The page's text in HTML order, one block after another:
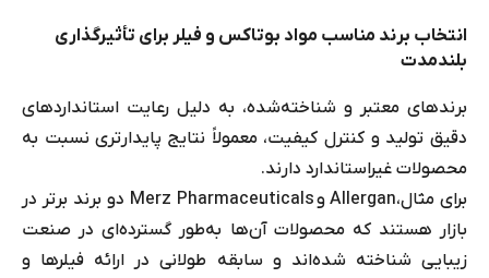
انتخاب برند مناسب مواد بوتاکس و فیلر برای تأثیرگذاری
بلندمدت
برندهای معتبر و شناخته‌شده، به دلیل رعایت استانداردهای
دقیق تولید و کنترل کیفیت، معمولاً نتایج پایدارتری نسبت به
محصولات غیراستاندارد دارند.
برای مثال،Allergan و Merz Pharmaceuticals دو برند برتر در
بازار هستند که محصولات آن‌ها به‌طور گسترده‌ای در صنعت
زیبایی شناخته شده‌اند و سابقه طولانی در ارائه فیلرها و